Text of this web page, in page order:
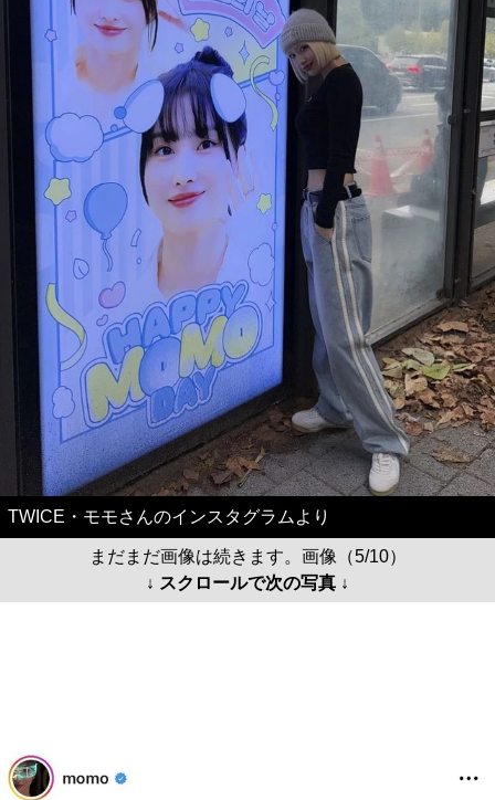
TWICE・モモさんのインスタグラムより
まだまだ画像は続きます。画像（5/10）
↓ スクロールで次の写真 ↓